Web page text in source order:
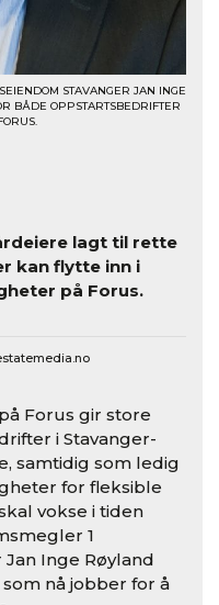
STAVANGER JAN INGE
BÅDE OPPSTARTSBEDRIFTER
lagt til rette
kan flytte inn i
på Forus.
Forus gir store
i Stavanger-
samtidig som ledig
for fleksible
vokse i tiden
1
Inge Røyland
nå jobber for å